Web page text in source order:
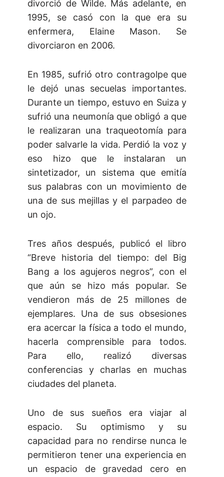
divorció de Wilde. Más adelante, en
1995, se casó con la que era su
enfermera, Elaine Mason. Se
divorciaron en 2006.
En 1985, sufrió otro contragolpe que
le dejó unas secuelas importantes.
Durante un tiempo, estuvo en Suiza y
sufrió una neumonía que obligó a que
le realizaran una traqueotomía para
poder salvarle la vida. Perdió la voz y
eso hizo que le instalaran un
sintetizador, un sistema que emitía
sus palabras con un movimiento de
una de sus mejillas y el parpadeo de
un ojo.
Tres años después, publicó el libro
“Breve historia del tiempo: del Big
Bang a los agujeros negros”, con el
que aún se hizo más popular. Se
vendieron más de 25 millones de
ejemplares. Una de sus obsesiones
era acercar la física a todo el mundo,
hacerla comprensible para todos.
Para ello, realizó diversas
conferencias y charlas en muchas
ciudades del planeta.
Uno de sus sueños era viajar al
espacio. Su optimismo y su
capacidad para no rendirse nunca le
permitieron tener una experiencia en
un espacio de gravedad cero en